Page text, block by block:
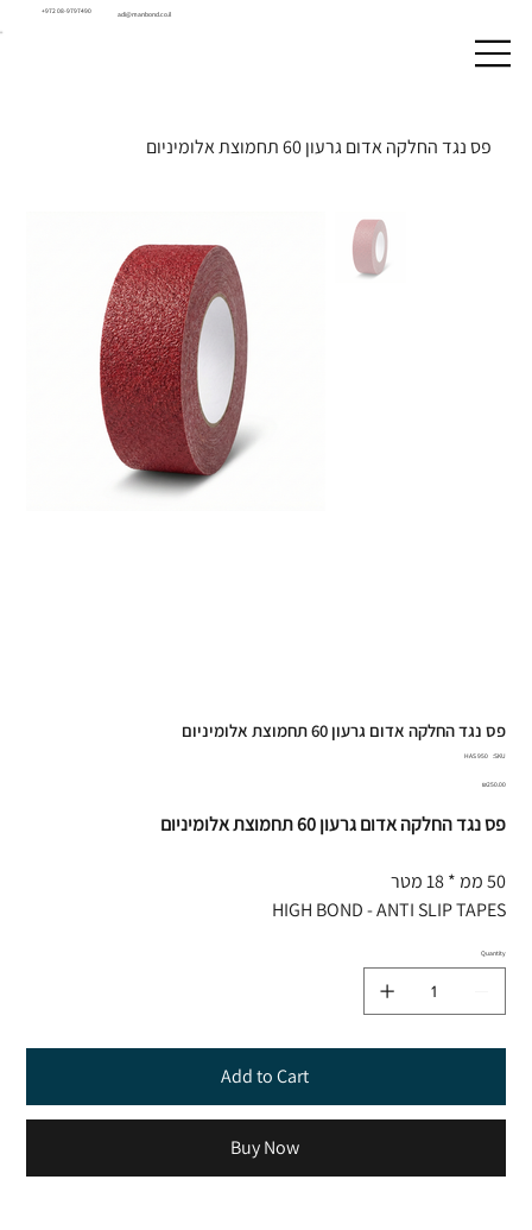
+972 08-9797490 adi@manbond.co.il
פס נגד החלקה אדום גרעון 60 תחמוצת אלומיניום
פס נגד החלקה אדום גרעון 60 תחמוצת אלומיניום
SKU:
SKU
950
HAS 950
Price
₪250.00
פס נגד החלקה אדום גרעון 60 תחמוצת אלומיניום
50 ממ * 18 מטר
HIGH BOND - ANTI SLIP TAPES
Quantity
Add to Cart
Buy Now